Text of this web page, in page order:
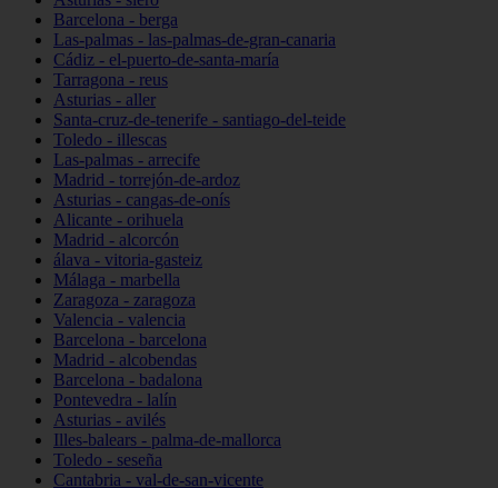
Barcelona - berga
Las-palmas - las-palmas-de-gran-canaria
Cádiz - el-puerto-de-santa-maría
Tarragona - reus
Asturias - aller
Santa-cruz-de-tenerife - santiago-del-teide
Toledo - illescas
Las-palmas - arrecife
Madrid - torrejón-de-ardoz
Asturias - cangas-de-onís
Alicante - orihuela
Madrid - alcorcón
álava - vitoria-gasteiz
Málaga - marbella
Zaragoza - zaragoza
Valencia - valencia
Barcelona - barcelona
Madrid - alcobendas
Barcelona - badalona
Pontevedra - lalín
Asturias - avilés
Illes-balears - palma-de-mallorca
Toledo - seseña
Cantabria - val-de-san-vicente